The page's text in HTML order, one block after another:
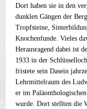
Dort haben sie in den
dunklen Gängen der
Tropfsteine,
Knochenfunde. Vieles
Herausragend dabei ist
1933 in der
fristete sein Dasein
Lehrmittelraum des
er im
wurde. Dort stellten die